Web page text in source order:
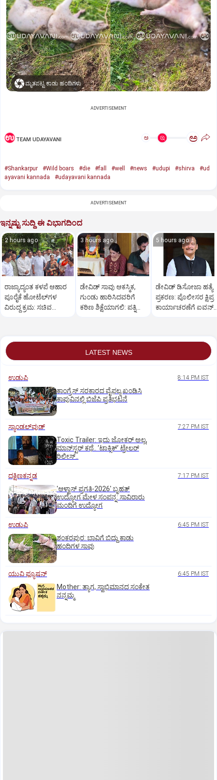
ಮೃತಪಟ್ಟ ಕಾಡು ಹಂದಿಗಳು
ADVERTISEMENT
TEAM UDAYAVANI ಅ ಅ
#Shankarpur #Wild boars #die #fall #well #news #udupi #shirva
#ud
ayavani kannada
#udayavani kannada
ADVERTISEMENT
ಇನ್ನಷ್ಟು ಸುದ್ದಿ ಈ ವಿಭಾಗದಿಂದ
2 hours ago
ರಾಜ್ಯಾದ್ಯಂತ ಕಳಪೆ ಆಹಾರ
ಪೂರೈಕೆ ಹೋಟೆಲ್‌ಗಳ
ವಿರುದ್ಧ ಕ್ರಮ: ಸಚಿವ
3 hours ago
ಡೇವಿಡ್ ಸಾವು ಆಕಸ್ಮಿಕ,
ಗುಂಡು ಹಾರಿಸಿದವರಿಗೆ
ಕಠಿಣ ಶಿಕ್ಷೆಯಾಗಲಿ: ಪತ್ನಿ
5 hours ago
ಡೇವಿಡ್ ಡಿಸೋಜಾ ಹತ್ಯೆ
ಪ್ರಕರಣ: ಪೊಲೀಸರ ಕ್ಷಿಪ್ರ
ಕಾರ್ಯಾಚರಣೆಗೆ ಐವನ್
LATEST NEWS
ಉಡುಪಿ 8:14 PM IST
ಕಾಂಗ್ರೆಸ್ ಸರಕಾರದ ವೈಫಲ್ಯ ಖಂಡಿಸಿ
ಕಾಪುವಿನಲ್ಲಿ ಬಿಜೆಪಿ ಪ್ರತಿಭಟನೆ
ಸ್ಯಾಂಡಲ್‌ವುಡ್‌ 7:27 PM IST
Toxic Trailer: ಇದು ಜೋಕರ್‌ ಅಲ್ಲ,
ಮಾನ್‌ಸ್ಟರ್‌ ಕಥೆ.. ʼಟಾಕ್ಸಿಕ್‌ʼ ಟ್ರೇಲರ್‌
ರಿಲೀಸ್..
ದಕ್ಷಿಣಕನ್ನಡ 7:17 PM IST
'ಆಳ್ವಾಸ್‌ ಪ್ರಗತಿ-2026' ಬೃಹತ್
ಉದ್ಯೋಗ ಮೇಳ ಸಂಪನ್ನ: ಸಾವಿರಾರು
ಮಂದಿಗೆ ಉದ್ಯೋಗ
ಉಡುಪಿ 6:45 PM IST
ಶಂಕರಪುರ: ಬಾವಿಗೆ ಬಿದ್ದು ಕಾಡು
ಹಂದಿಗಳ ಸಾವು
ಯುವಿ ಫ್ಯೂಷನ್ 6:45 PM IST
Mother: ತ್ಯಾಗ, ಸ್ವಾಭಿಮಾನದ ಸಂಕೇತ
ನನ್ನಮ್ಮ